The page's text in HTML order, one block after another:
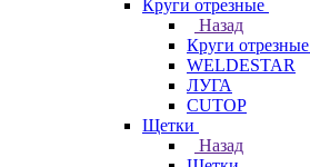
Круги отрезные
Назад
Круги отрезные
WELDESTAR
ЛУГА
CUTOP
Щетки
Назад